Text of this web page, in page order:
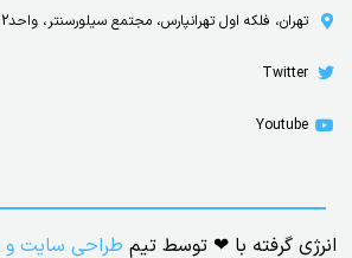
تهران، فلکه اول تهرانپارس، مجتمع سیلورسنتر، واحد602
Twitter
Youtube
انرژی گرفته با ❤ توسط تیم طراحی سایت و